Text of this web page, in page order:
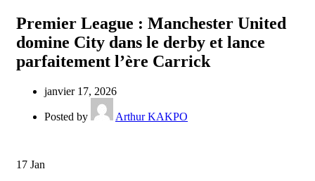
Premier League : Manchester United
domine City dans le derby et lance
parfaitement l’ère Carrick
janvier 17, 2026
Posted by Arthur KAKPO
17 Jan